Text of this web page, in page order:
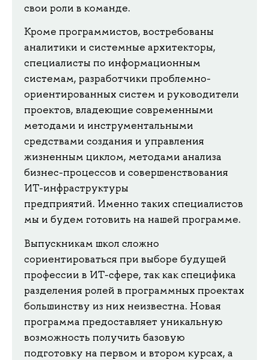
свои роли в команде.
Кроме программистов, востребованы
аналитики и системные архитекторы,
специалисты по информационным
системам, разработчики проблемно-
ориентированных систем и руководители
проектов, владеющие современными
методами и инструментальными
средствами создания и управления
жизненным циклом, методами анализа
бизнес-процессов и совершенствования
ИТ-инфраструктуры
предприятий. Именно таких специалистов
мы и будем готовить на нашей программе.
Выпускникам школ сложно
сориентироваться при выборе будущей
профессии в ИТ-сфере, так как специфика
разделения ролей в программных проектах
большинству из них неизвестна. Новая
программа предоставляет уникальную
возможность получить базовую
подготовку на первом и втором курсах, а